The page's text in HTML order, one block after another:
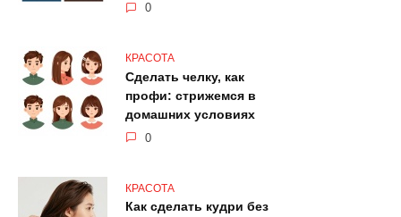
0
КРАСОТА
Сделать челку, как
профи: стрижемся в
домашних условиях
0
КРАСОТА
Как сделать кудри без